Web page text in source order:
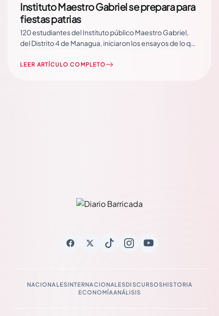
Instituto Maestro Gabriel se prepara para
fiestas patrias
120 estudiantes del Instituto público Maestro Gabriel,
del Distrito 4 de Managua, iniciaron los ensayos de lo que
las fiestas patrias en Nicaragua. Jose Villegas, director
LEER ARTÍCULO COMPLETO
NACIONALESINTERNACIONALESDISCURSOSHISTORIA
ECONOMÍAANÁLISIS